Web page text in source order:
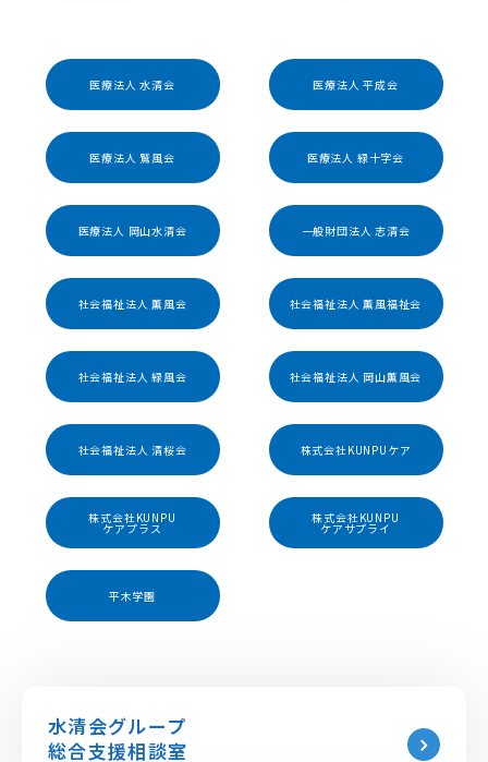
医療法人 水清会 医療法人 平成会
医療法人 鷲風会 医療法人 緑十字会
医療法人 岡山水清会 一般財団法人 志清会
社会福祉法人 薫風会 社会福祉法人 薫風福祉会
社会福祉法人 緑風会 社会福祉法人 岡山薫風会
社会福祉法人 清桜会 株式会社KUNPUケア
株式会社KUNPU
ケアプラス
株式会社KUNPU
ケアサプライ
平木学園
水清会グループ
総合支援相談室